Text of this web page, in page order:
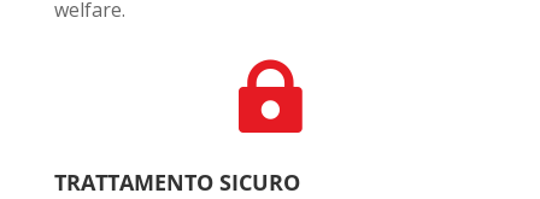
welfare.

TRATTAMENTO SICURO